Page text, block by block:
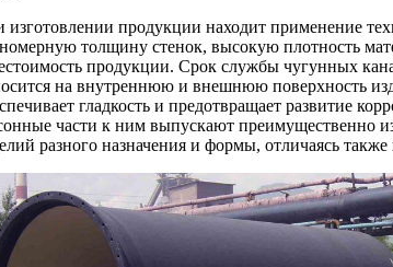
изготовлении продукции находит применение
толщину стенок, высокую плотность
продукции. Срок службы чугунных
на внутреннюю и внешнюю поверхность
гладкость и предотвращает развитие
части к ним выпускают преимущественно
разного назначения и формы, отличаясь